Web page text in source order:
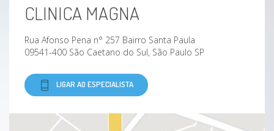
CLINICA MAGNA
Rua Afonso Pena n° 257 Bairro Santa Paula
09541-400 São Caetano do Sul, São Paulo SP
LIGAR AO ESPECIALISTA